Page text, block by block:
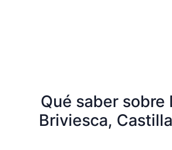
Qué saber sobre
Briviesca,